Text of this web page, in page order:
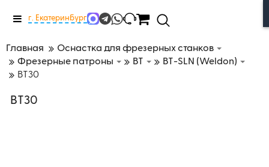
Меню
г. Екатеринбург
Главная
Оснастка для фрезерных станков
Фрезерные патроны
BT
BT-SLN (Weldon)
BT30
BT30